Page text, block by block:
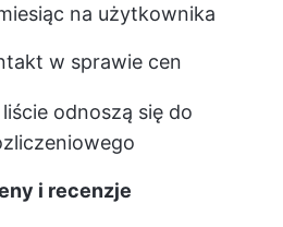
na użytkownika
w sprawie cen
odnoszą się do
i recenzje